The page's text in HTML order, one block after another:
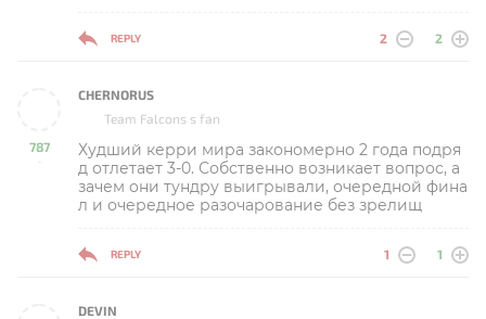
REPLY 2 2
787
-
CHERNORUS
Team Falcons s fan
Худший керри мира закономерно 2 года подря
д отлетает 3-0. Собственно возникает вопрос, а
зачем они тундру выигрывали, очередной фина
л и очередное разочарование без зрелищ
REPLY 1 1
DEVIN